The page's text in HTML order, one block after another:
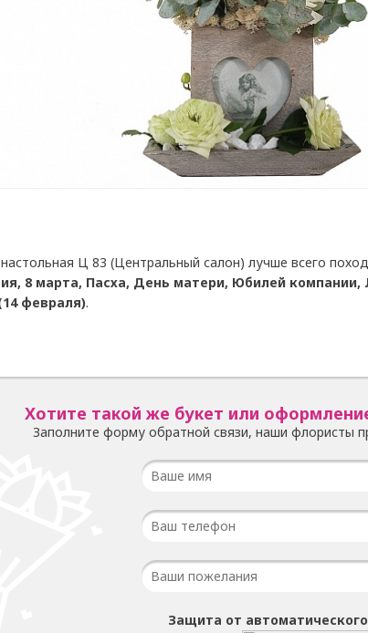
Ц 83 (Центральный салон) лучше всего
8 марта, Пасха, День матери, Юбилей
февраля).
Хотите такой же букет или
Заполните форму обратной связи, наши флористы
Защита от